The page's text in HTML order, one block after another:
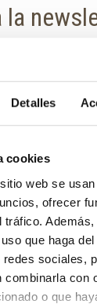
Detalles
cookies
web se
ofrecer
que haga
sociales,
combinarla con
o que
la
al día de